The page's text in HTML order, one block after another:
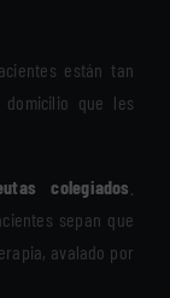
están tan
que les
colegiados
sepan que
avalado por